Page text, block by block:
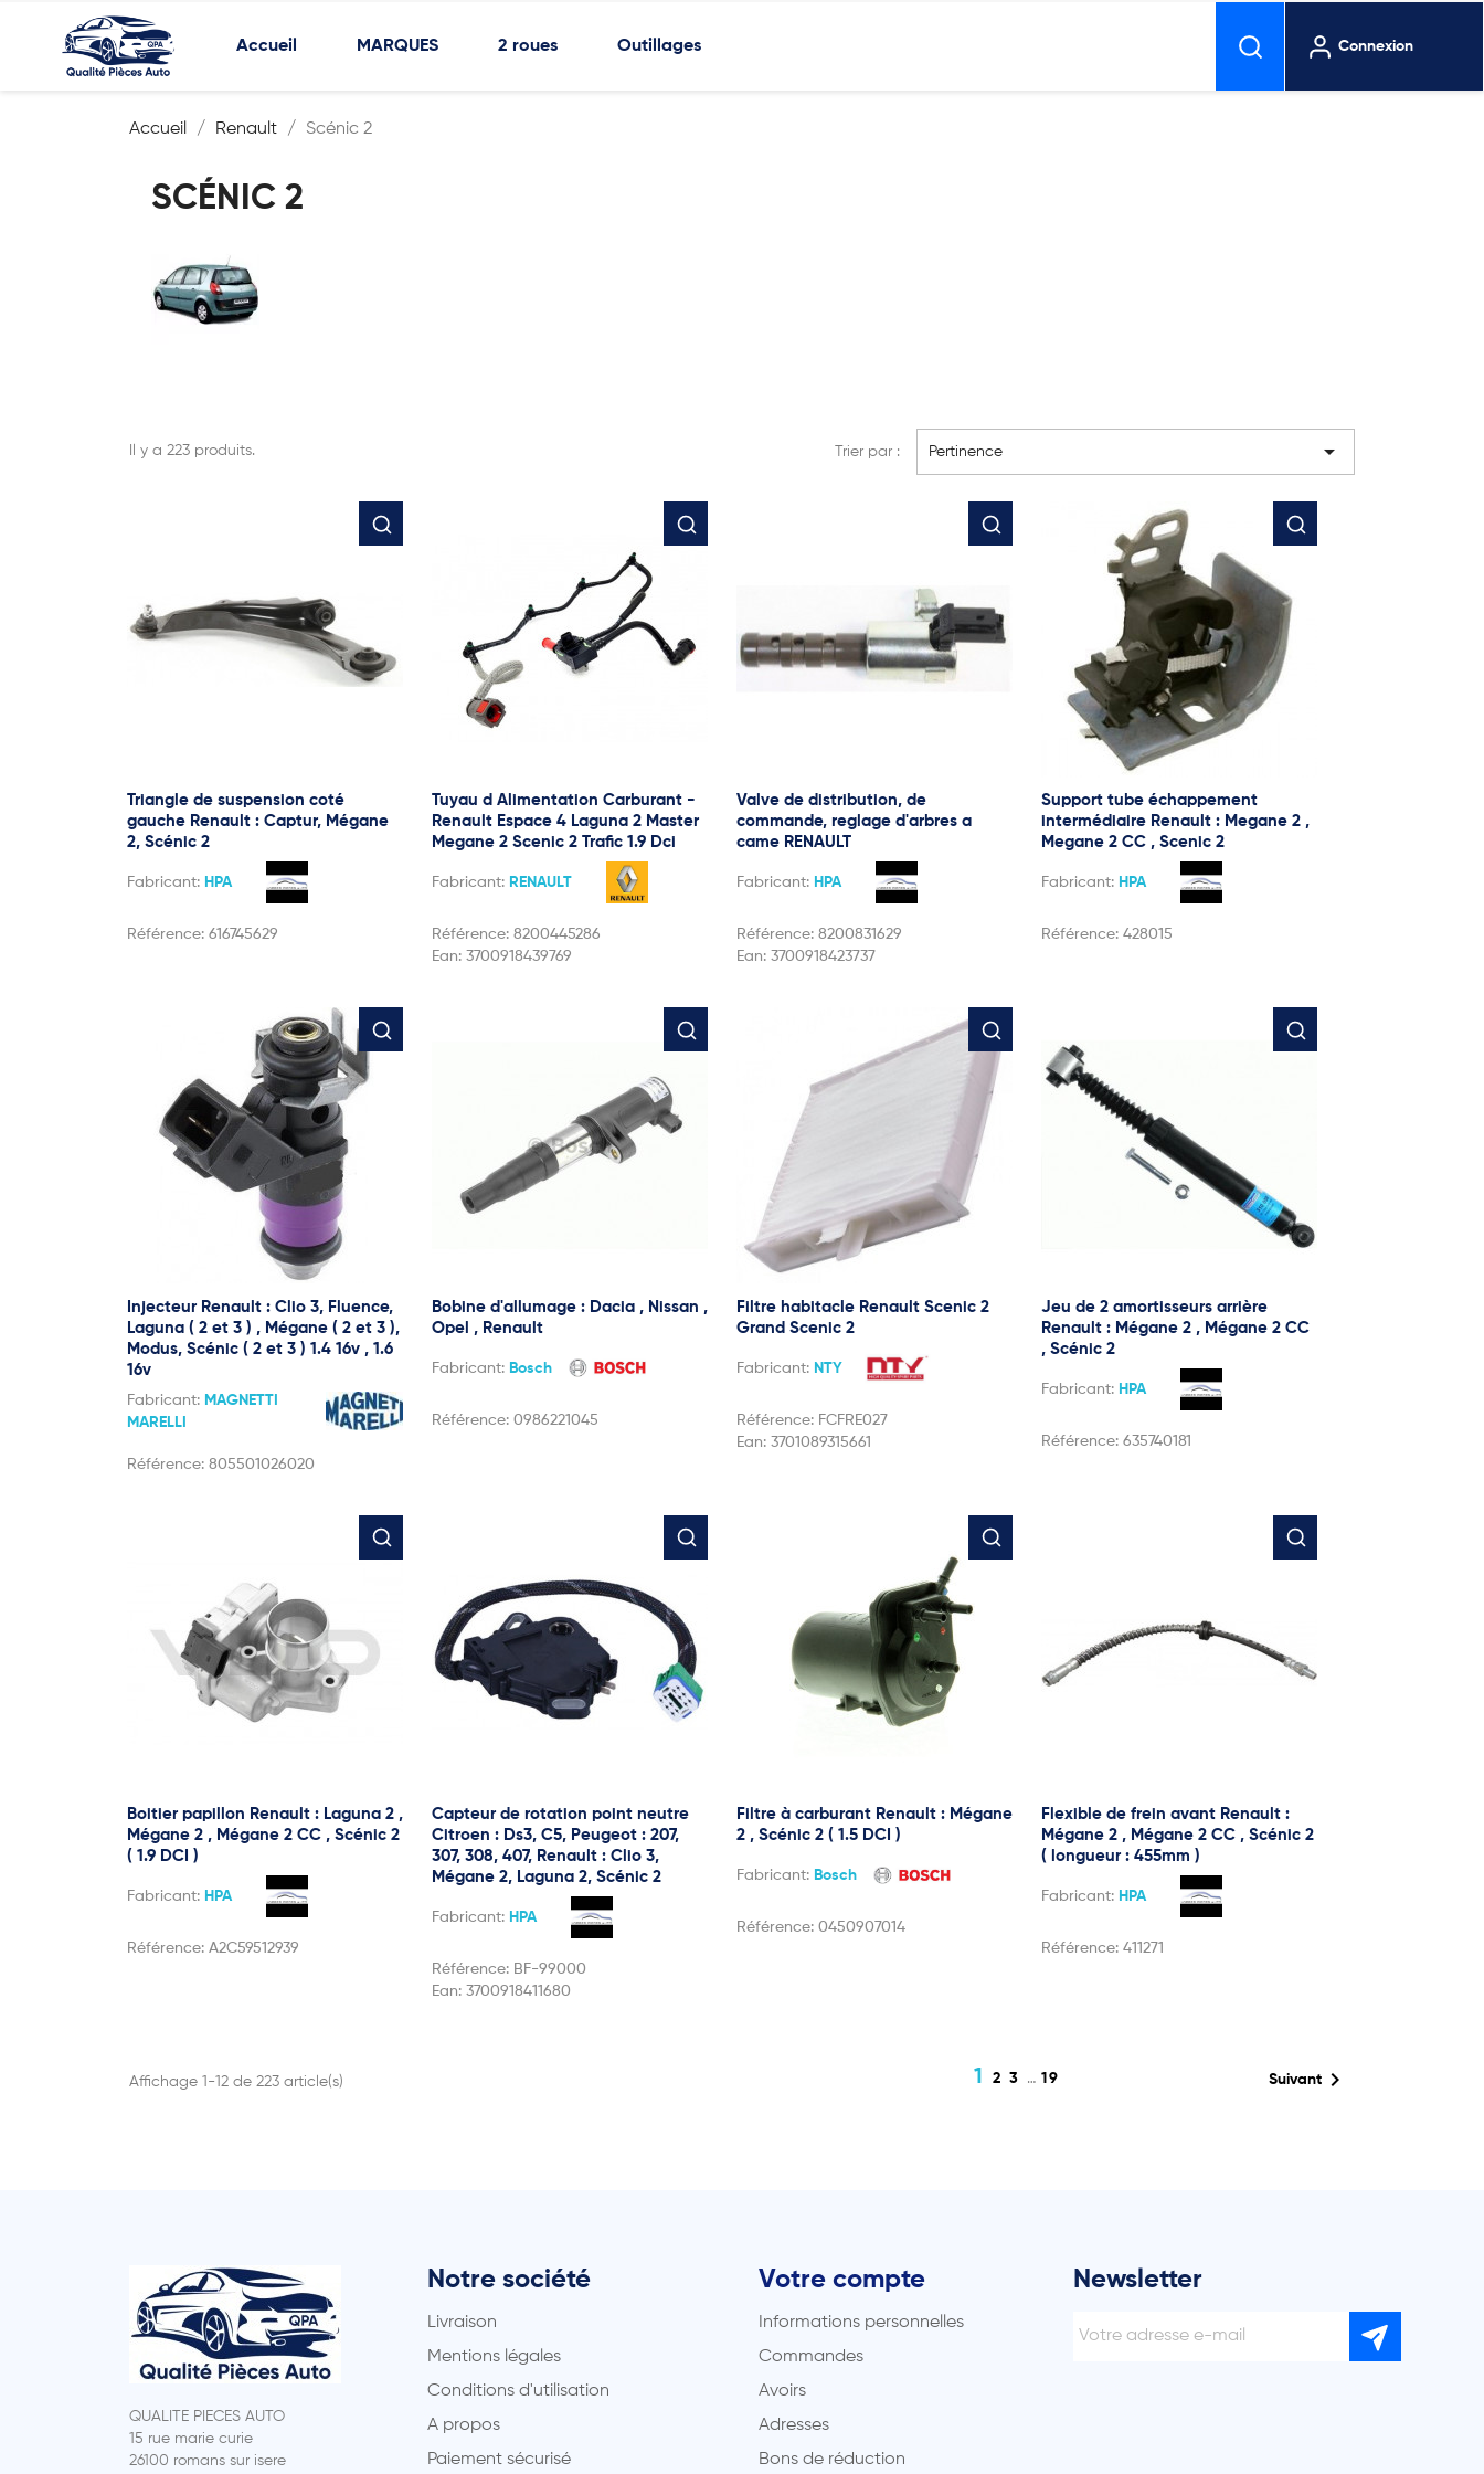
Accueil MARQUES 2 roues Outillages Connexion
Accueil Renault Scénic 2
SCÉNIC 2
Il y a 223 produits. Trier par : Pertinence 
Triangle de suspension coté
gauche Renault : Captur, Mégane
2, Scénic 2
Fabricant: HPA
Référence: 616745629
Tuyau d Alimentation Carburant -
Renault Espace 4 Laguna 2 Master
Megane 2 Scenic 2 Trafic 1.9 Dci
Fabricant: RENAULT
Référence: 8200445286
Ean: 3700918439769
Valve de distribution, de
commande, reglage d'arbres a
came RENAULT
Fabricant: HPA
Référence: 8200831629
Ean: 3700918423737
Support tube échappement
intermédiaire Renault : Megane 2 ,
Megane 2 CC , Scenic 2
Fabricant: HPA
Référence: 428015
Injecteur Renault : Clio 3, Fluence,
Laguna ( 2 et 3 ) , Mégane ( 2 et 3 ),
Modus, Scénic ( 2 et 3 ) 1.4 16v , 1.6
16v
Fabricant: MAGNETTI
MARELLI
Référence: 805501026020
Bobine d'allumage : Dacia , Nissan ,
Opel , Renault
Fabricant: Bosch
Référence: 0986221045
Filtre habitacle Renault Scenic 2
Grand Scenic 2
Fabricant: NTY
Référence: FCFRE027
Ean: 3701089315661
Jeu de 2 amortisseurs arrière
Renault : Mégane 2 , Mégane 2 CC
, Scénic 2
Fabricant: HPA
Référence: 635740181
Boitier papillon Renault : Laguna 2 ,
Mégane 2 , Mégane 2 CC , Scénic 2
( 1.9 DCI )
Fabricant: HPA
Référence: A2C59512939
Capteur de rotation point neutre
Citroen : Ds3, C5, Peugeot : 207,
307, 308, 407, Renault : Clio 3,
Mégane 2, Laguna 2, Scénic 2
Fabricant: HPA
Référence: BF-99000
Ean: 3700918411680
Filtre à carburant Renault : Mégane
2 , Scénic 2 ( 1.5 DCI )
Fabricant: Bosch
Référence: 0450907014
Flexible de frein avant Renault :
Mégane 2 , Mégane 2 CC , Scénic 2
( longueur : 455mm )
Fabricant: HPA
Référence: 411271
Affichage 1-12 de 223 article(s) 1 2 3 … 19 Suivant
QUALITE PIECES AUTO
15 rue marie curie
26100 romans sur isere
Notre société
Livraison
Mentions légales
Conditions d'utilisation
A propos
Paiement sécurisé
Votre compte
Informations personnelles
Commandes
Avoirs
Adresses
Bons de réduction
Newsletter